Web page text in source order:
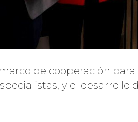
de cooperación
y el desarrollo